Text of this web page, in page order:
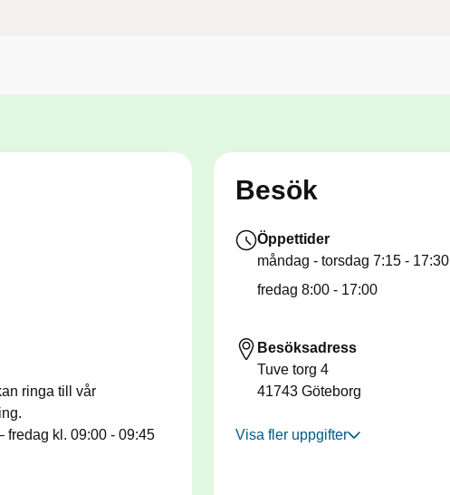
remiss.
endast tisdag - torsdag.
ringa till vår
fredag kl. 09:00 - 09:45
Besök
Öppettider
måndag - torsdag 7:15 - 17:30
fredag 8:00 - 17:00
Besöksadress
Tuve torg 4
41743 Göteborg
Visa fler uppgifter